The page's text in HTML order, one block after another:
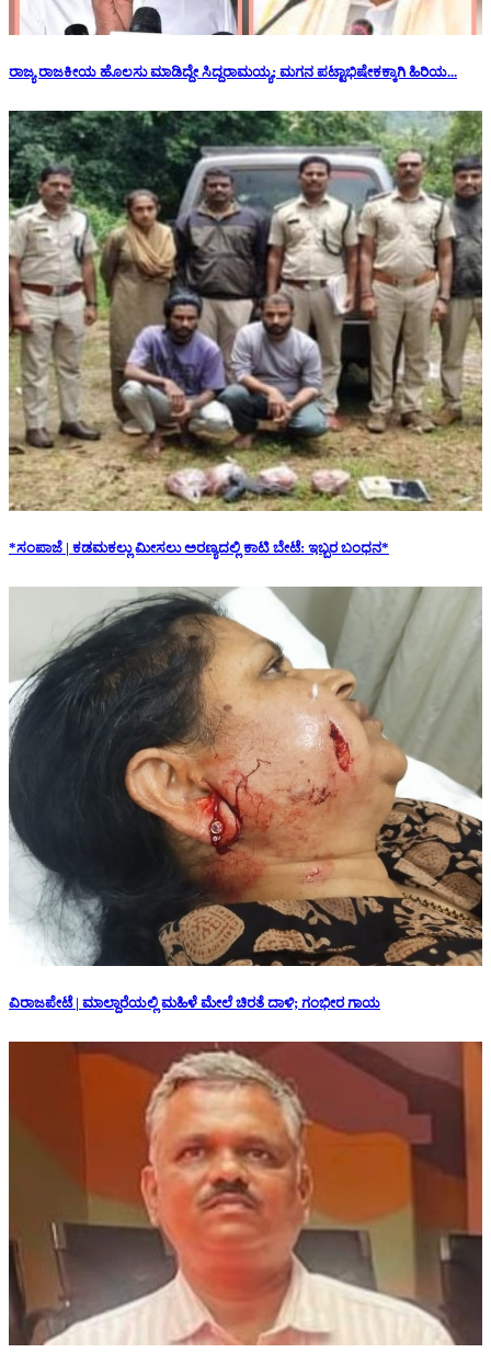
ರಾಜ್ಯ ರಾಜಕೀಯ ಹೊಲಸು ಮಾಡಿದ್ದೇ ಸಿದ್ದರಾಮಯ್ಯ; ಮಗನ ಪಟ್ಟಾಭಿಷೇಕಕ್ಕಾಗಿ ಹಿರಿಯ...
*ಸಂಪಾಜೆ | ಕಡಮಕಲ್ಲು ಮೀಸಲು ಅರಣ್ಯದಲ್ಲಿ ಕಾಟಿ ಬೇಟೆ: ಇಬ್ಬರ ಬಂಧನ*
ವಿರಾಜಪೇಟೆ | ಮಾಲ್ದಾರೆಯಲ್ಲಿ ಮಹಿಳೆ ಮೇಲೆ ಚಿರತೆ ದಾಳಿ; ಗಂಭೀರ ಗಾಯ